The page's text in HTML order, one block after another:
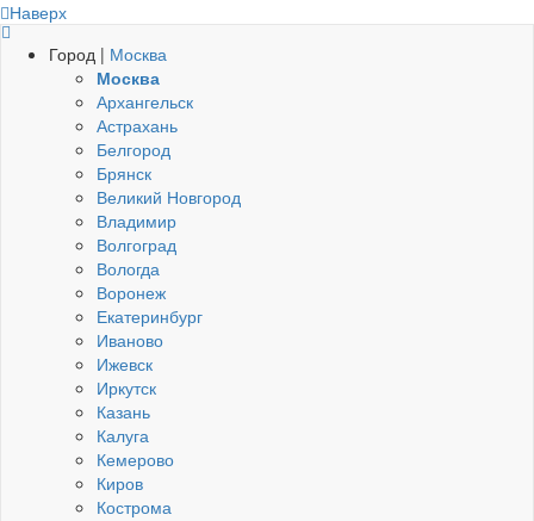
Наверх
Город | Москва
Москва
Архангельск
Астрахань
Белгород
Брянск
Великий Новгород
Владимир
Волгоград
Вологда
Воронеж
Екатеринбург
Иваново
Ижевск
Иркутск
Казань
Калуга
Кемерово
Киров
Кострома